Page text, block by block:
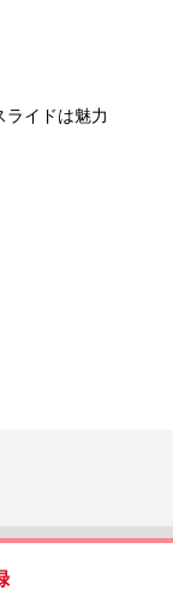
ライドは魅力